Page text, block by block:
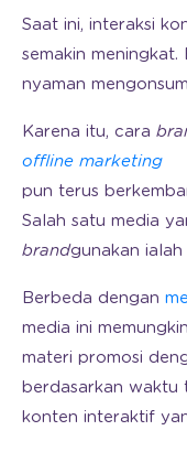
Saat ini, interaksi
semakin
nyaman
Karena itu, cara
offline marketing
pun terus
Salah satu media
brandgunakan
Berbeda dengan
media ini
materi promosi
berdasarkan waktu
konten interaktif